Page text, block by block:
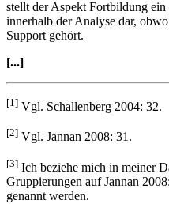
stellt der Aspekt Fortbildung
innerhalb der Analyse dar,
Support gehört.
[...]
[1] Vgl. Schallenberg 2004: 32.
[2] Vgl. Jannan 2008: 31.
[3] Ich beziehe mich in meiner
Gruppierungen auf Jannan
genannt werden.